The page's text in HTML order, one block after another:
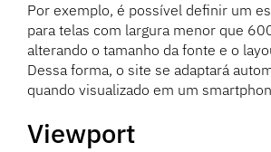
Por exemplo, é possível definir um
para telas com largura menor que
alterando o tamanho da fonte e o
Dessa forma, o site se adaptará
quando visualizado em um
Viewport